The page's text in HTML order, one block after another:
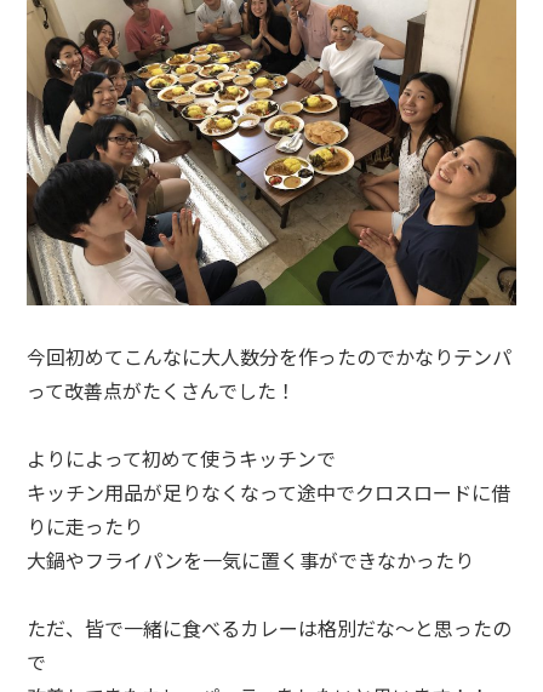
今回初めてこんなに大人数分を作ったのでかなりテンパ
って改善点がたくさんでした！
よりによって初めて使うキッチンで
キッチン用品が足りなくなって途中でクロスロードに借
りに走ったり
大鍋やフライパンを一気に置く事ができなかったり
ただ、皆で一緒に食べるカレーは格別だな〜と思ったの
で